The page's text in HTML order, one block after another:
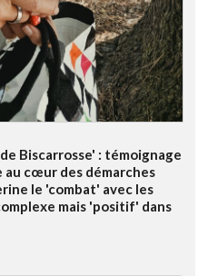
Biscarrosse' : témoignage
cœur des démarches
le 'combat' avec les
mais 'positif' dans